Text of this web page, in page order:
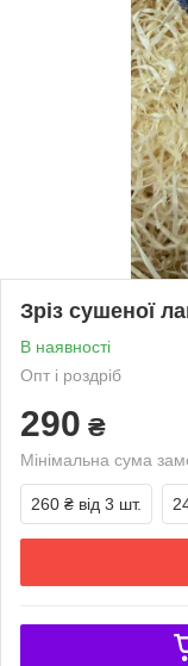
Зріз сушеної
В наявності
Опт і роздріб
290 ₴
Мінімальна сума
260 ₴ від 3 шт.